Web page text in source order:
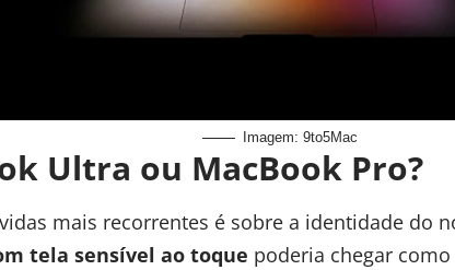
Imagem: 9to5Mac
Ultra ou MacBook Pro?
mais recorrentes é sobre a identidade do
tela sensível ao toque poderia chegar